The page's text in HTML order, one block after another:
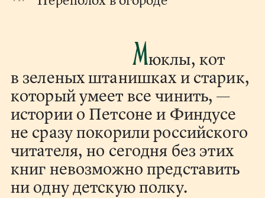
Мюклы, кот
в зеленых штанишках и старик,
который умеет все чинить, —
истории о Петсоне и Финдусе
не сразу покорили российского
читателя, но сегодня без этих
книг невозможно представить
ни одну детскую полку.